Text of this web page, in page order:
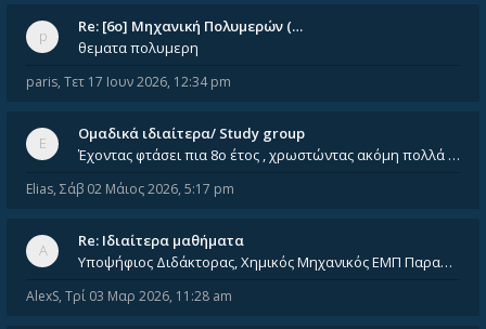
Re: [6o] Mηχανική Πολυμερών (…
θεματα πολυμερη
paris, Τετ 17 Ιουν 2026, 12:34 pm
Ομαδικά ιδιαίτερα/ Study group
Έχοντας φτάσει πια 8ο έτος , χρωστώντας ακόμη πολλά και χωρίς καμία όρεξη ούτε να διαβάσω μόνος μου ούτε να παρακολουθήσ
Elias, Σάβ 02 Μάιος 2026, 5:17 pm
Re: Ιδιαίτερα μαθήματα
Υποψήφιος Διδάκτορας, Χημικός Μηχανικός ΕΜΠ Παραδίδω ιδιαίτερα μαθήματα μέσης και ανώτατης εκπαίδευσης σε θετικές και τε
AlexS, Τρί 03 Μαρ 2026, 11:28 am